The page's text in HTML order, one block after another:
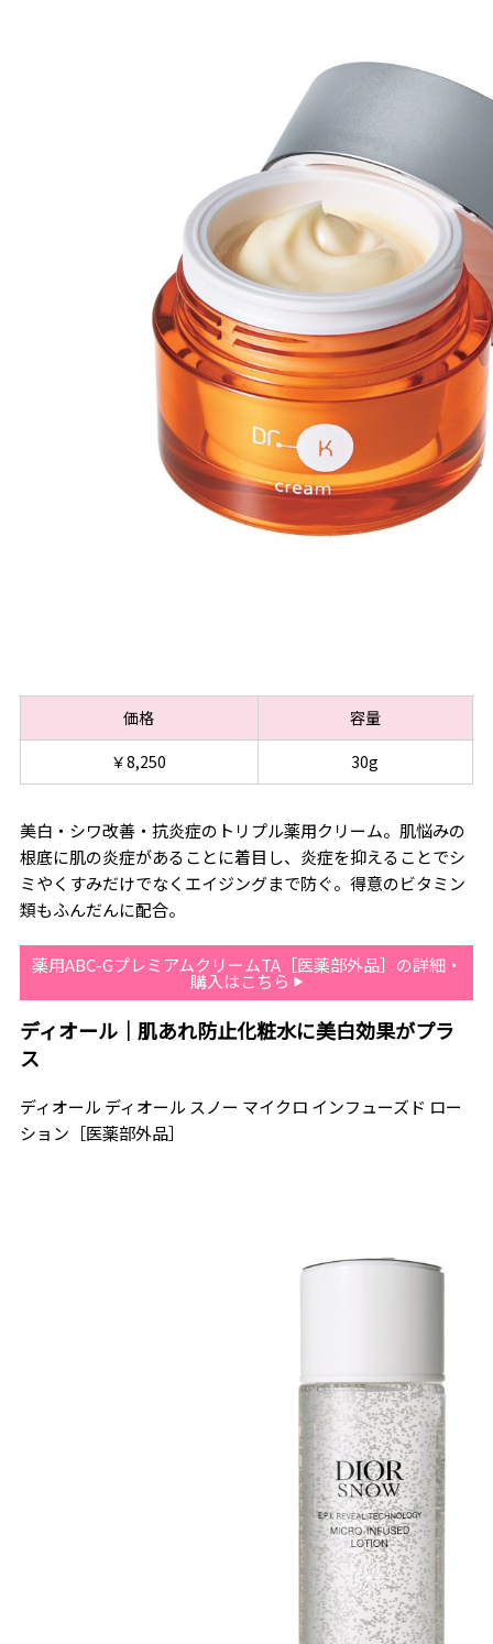
価格
容量
￥8,250
30g
美白・シワ改善・抗炎症のトリプル薬用クリーム。肌悩みの
根底に肌の炎症があることに着目し、炎症を抑えることでシ
ミやくすみだけでなくエイジングまで防ぐ。得意のビタミン
類もふんだんに配合。
薬用ABC-GプレミアムクリームTA［医薬部外品］の詳細・
購入はこちら
ディオール｜肌あれ防止化粧水に美白効果がプラ
ス
ディオール ディオール スノー マイクロ インフューズド ロー
ション［医薬部外品］